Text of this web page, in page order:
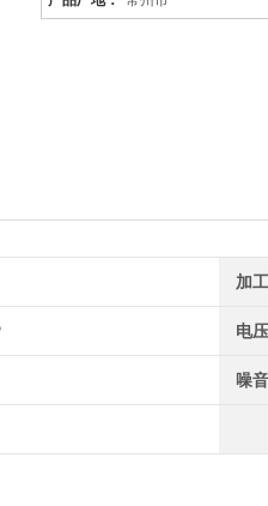
加
电压
噪音